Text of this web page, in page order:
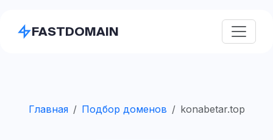
FASTDOMAIN
Главная Подбор доменов konabetar.top